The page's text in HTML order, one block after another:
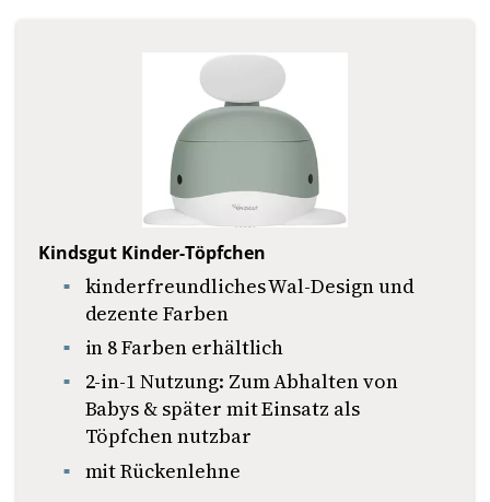
Kindsgut Kinder-Töpfchen
kinderfreundliches Wal-Design und
dezente Farben
in 8 Farben erhältlich
2-in-1 Nutzung: Zum Abhalten von
Babys & später mit Einsatz als
Töpfchen nutzbar
mit Rückenlehne